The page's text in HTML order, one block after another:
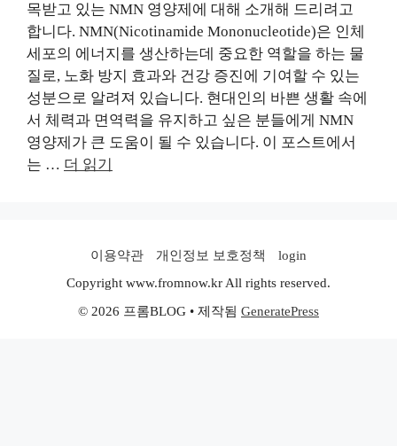
목받고 있는 NMN 영양제에 대해 소개해 드리려고
합니다. NMN(Nicotinamide Mononucleotide)은 인체
세포의 에너지를 생산하는데 중요한 역할을 하는 물
질로, 노화 방지 효과와 건강 증진에 기여할 수 있는
성분으로 알려져 있습니다. 현대인의 바쁜 생활 속에
서 체력과 면역력을 유지하고 싶은 분들에게 NMN
영양제가 큰 도움이 될 수 있습니다. 이 포스트에서
는 … 더 읽기
이용약관 개인정보 보호정책
login
Copyright www.fromnow.kr All rights reserved.
© 2026 프롬BLOG • 제작됨 GeneratePress